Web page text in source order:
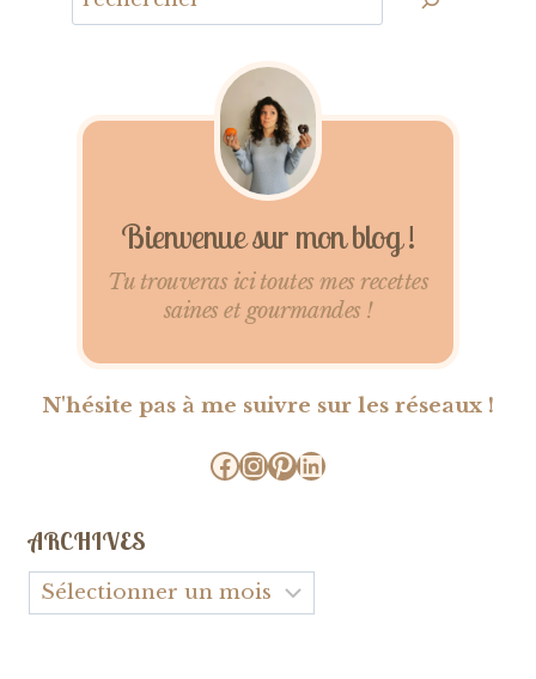
Bienvenue sur mon blog !
Tu trouveras ici toutes mes recettes
saines et gourmandes !
N'hésite pas à me suivre sur les réseaux !
Facebook
Instagram
Pinterest
LinkedIn
ARCHIVES
Archives